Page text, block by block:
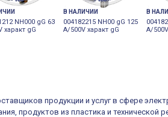
NH000 gG 63
характ gG
В НАЛИЧИИ
004182215 NH00 gG 125
A/500V характ gG
В
A/
продукции и услуг в сфере
продуктов из пластика и